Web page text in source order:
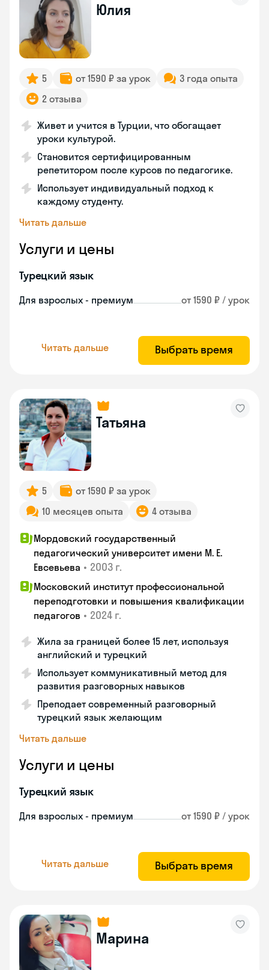
Юлия
5 от 1590 ₽ за урок
3 года опыта
2 отзыва
Живет и учится в Турции, что обогащает
уроки культурой.
Становится сертифицированным
репетитором после курсов по педагогике.
Использует индивидуальный подход к
каждому студенту.
Читать дальше
Услуги и цены
Турецкий язык
Для взрослых - премиум от 1590 ₽ / урок
Читать дальше Выбрать время
Татьяна
5
от 1590 ₽ за урок
10 месяцев опыта
4 отзыва
Мордовский государственный
педагогический университет имени М. Е.
Евсевьева • 2003 г.
Московский институт профессиональной
переподготовки и повышения квалификации
педагогов • 2024 г.
Жила за границей более 15 лет, используя
английский и турецкий
Использует коммуникативный метод для
развития разговорных навыков
Преподает современный разговорный
турецкий язык желающим
Читать дальше
Услуги и цены
Турецкий язык
Для взрослых - премиум от 1590 ₽ / урок
Читать дальше Выбрать время
Марина